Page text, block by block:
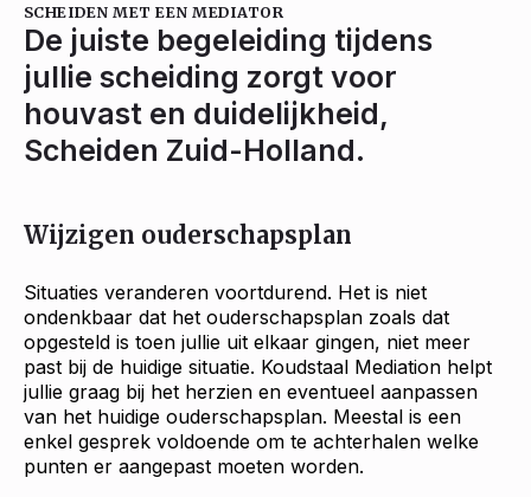
SCHEIDEN MET EEN MEDIATOR
De juiste begeleiding tijdens
jullie scheiding zorgt voor
houvast en duidelijkheid,
Scheiden Zuid-Holland.
Wijzigen ouderschapsplan
Situaties veranderen voortdurend. Het is niet
ondenkbaar dat het ouderschapsplan zoals dat
opgesteld is toen jullie uit elkaar gingen, niet meer
past bij de huidige situatie. Koudstaal Mediation helpt
jullie graag bij het herzien en eventueel aanpassen
van het huidige ouderschapsplan. Meestal is een
enkel gesprek voldoende om te achterhalen welke
punten er aangepast moeten worden.